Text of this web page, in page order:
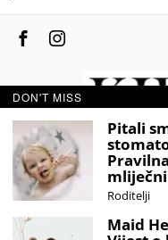
©
Sva prava zadržana.
DON'T MISS
Pitali
Roditelji
Maid